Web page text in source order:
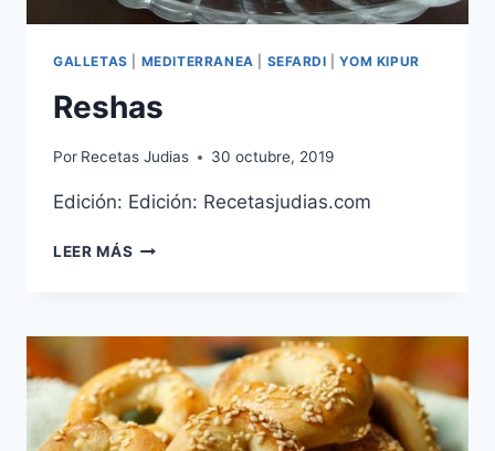
GALLETAS MEDITERRANEA SEFARDI |YOM KIPUR
Reshas
Por Recetas Judias 30 octubre, 2019
Edición: Edición: Recetasjudias.com
LEER MÁS RESHAS